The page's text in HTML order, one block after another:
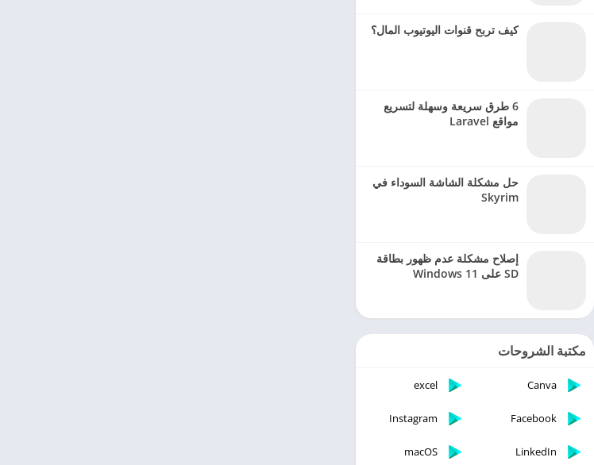
كيف تربح قنوات اليوتيوب المال؟
6 طرق سريعة وسهلة لتسريع
مواقع Laravel
حل مشكلة الشاشة السوداء في
Skyrim
إصلاح مشكلة عدم ظهور بطاقة
SD على Windows 11
مكتبة الشروحات
Canva
excel
Facebook
Instagram
LinkedIn
macOS